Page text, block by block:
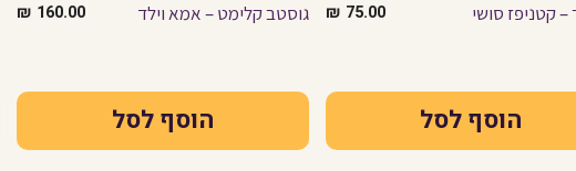
– קטניפז סושי 75.00
₪
הוסף לסל
גוסטב קלימט – אמא וילד 160.00
₪
הוסף לסל